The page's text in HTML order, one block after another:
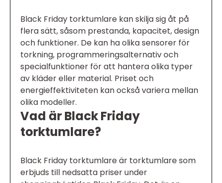
Black Friday torktumlare kan skilja sig åt på
flera sätt, såsom prestanda, kapacitet, design
och funktioner. De kan ha olika sensorer för
torkning, programmeringsalternativ och
specialfunktioner för att hantera olika typer
av kläder eller material. Priset och
energieffektiviteten kan också variera mellan
olika modeller.
Vad är Black Friday
torktumlare?
Black Friday torktumlare är torktumlare som
erbjuds till nedsatta priser under